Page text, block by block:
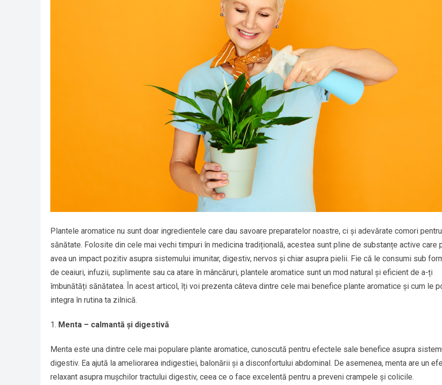
Plantele aromatice nu sunt doar ingredientele care dau savoare preparatelor noastre, ci și adevărate comori pentru
sănătate. Folosite din cele mai vechi timpuri în medicina tradițională, acestea sunt pline de substanțe active care
avea un impact pozitiv asupra sistemului imunitar, digestiv, nervos și chiar asupra pielii. Fie că le consumi sub
de ceaiuri, infuzii, suplimente sau ca atare în mâncăruri, plantele aromatice sunt un mod natural și eficient de a-ți
îmbunătăți sănătatea. În acest articol, îți voi prezenta câteva dintre cele mai benefice plante aromatice și cum le
integra în rutina ta zilnică.
Menta – calmantă și digestivă
Menta este una dintre cele mai populare plante aromatice, cunoscută pentru efectele sale benefice asupra
digestiv. Ea ajută la ameliorarea indigestiei, balonării și a disconfortului abdominal. De asemenea, menta are un
relaxant asupra mușchilor tractului digestiv, ceea ce o face excelentă pentru a preveni crampele și colicile.